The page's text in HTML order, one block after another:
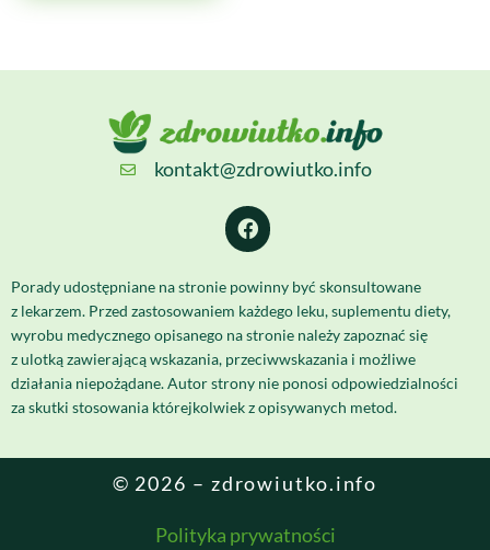
kontakt@zdrowiutko.info
Porady udostępniane na stronie powinny być skonsultowane
z lekarzem. Przed zastosowaniem każdego leku, suplementu diety,
wyrobu medycznego opisanego na stronie należy zapoznać się
z ulotką zawierającą wskazania, przeciwwskazania i możliwe
działania niepożądane. Autor strony nie ponosi odpowiedzialności
za skutki stosowania którejkolwiek z opisywanych metod.
© 2026 – zdrowiutko.info
Polityka prywatności